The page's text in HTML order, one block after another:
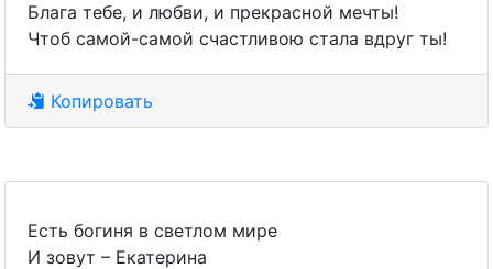
Блага тебе, и любви, и прекрасной мечты!
Чтоб самой-самой счастливою стала вдруг ты!
Копировать
Есть богиня в светлом мире
И зовут – Екатерина